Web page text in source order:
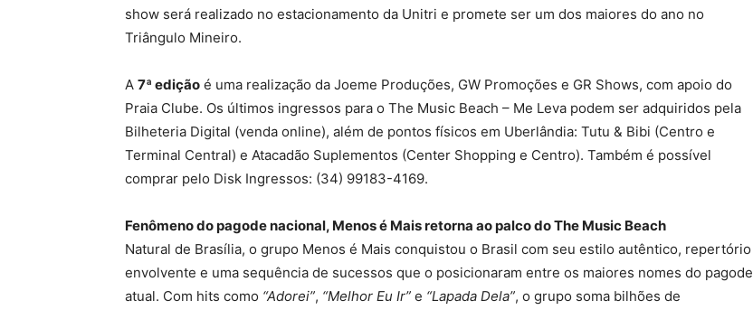
show será realizado no estacionamento da Unitri e promete ser um dos maiores do ano no
Triângulo Mineiro.
A 7ª edição é uma realização da Joeme Produções, GW Promoções e GR Shows, com apoio do
Praia Clube. Os últimos ingressos para o The Music Beach – Me Leva podem ser adquiridos pela
Bilheteria Digital (venda online), além de pontos físicos em Uberlândia: Tutu & Bibi (Centro e
Terminal Central) e Atacadão Suplementos (Center Shopping e Centro). Também é possível
comprar pelo Disk Ingressos: (34) 99183-4169.
Fenômeno do pagode nacional, Menos é Mais retorna ao palco do The Music Beach
Natural de Brasília, o grupo Menos é Mais conquistou o Brasil com seu estilo autêntico, repertório
envolvente e uma sequência de sucessos que o posicionaram entre os maiores nomes do pagode
atual. Com hits como “Adorei”, “Melhor Eu Ir” e “Lapada Dela”, o grupo soma bilhões de